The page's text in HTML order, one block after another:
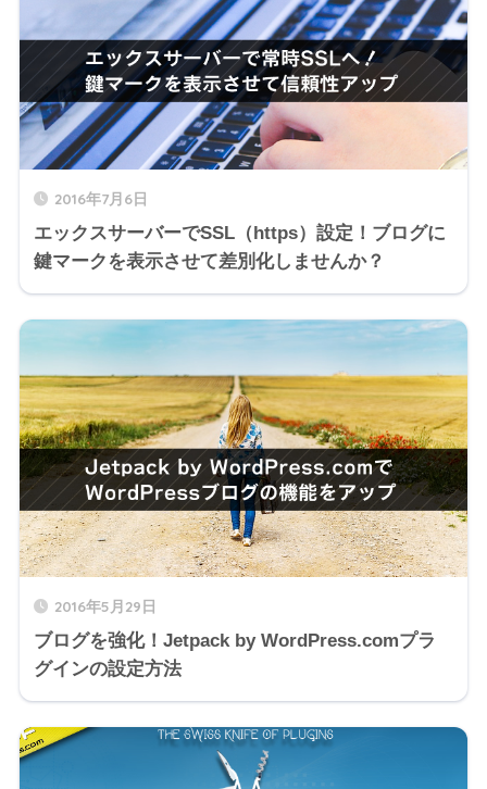
2016年7月6日
エックスサーバーでSSL（https）設定！ブログに
鍵マークを表示させて差別化しませんか？
2016年5月29日
ブログを強化！Jetpack by WordPress.comプラ
グインの設定方法